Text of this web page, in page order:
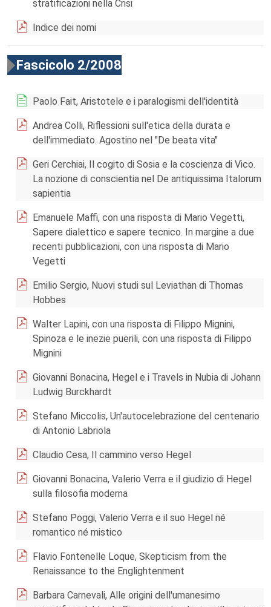
stratificazioni nella Crisi
Indice dei nomi
Fascicolo 2/2008
Paolo Fait, Aristotele e i paralogismi dell'identità
Andrea Colli, Riflessioni sull'etica della durata e
dell'immediato. Agostino nel "De beata vita"
Geri Cerchiai, Il cogito di Sosia e la coscienza di Vico.
La nozione di conscientia nel De antiquissima Italorum
sapientia
Emanuele Maffi, con una risposta di Mario Vegetti,
Sapere dialettico e sapere tecnico. In margine a due
recenti pubblicazioni, con una risposta di Mario
Vegetti
Emilio Sergio, Nuovi studi sul Leviathan di Thomas
Hobbes
Walter Lapini, con una risposta di Filippo Mignini,
Spinoza e le inezie puerili, con una risposta di Filippo
Mignini
Giovanni Bonacina, Hegel e i Travels in Nubia di Johann
Ludwig Burckhardt
Stefano Miccolis, Un'autocelebrazione del centenario
di Antonio Labriola
Claudio Cesa, Il cammino verso Hegel
Giovanni Bonacina, Valerio Verra e il giudizio di Hegel
sulla filosofia moderna
Stefano Poggi, Valerio Verra e il suo Hegel né
romantico né mistico
Flavio Fontenelle Loque, Skepticism from the
Renaissance to the Englightenment
Barbara Carnevali, Alle origini dell'umanesimo